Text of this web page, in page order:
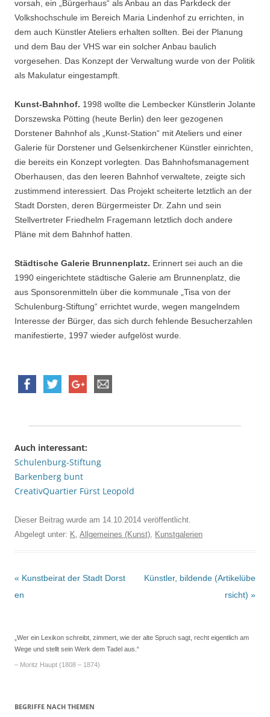
vorsah, ein „Bürgerhaus“ als Anbau an das Parkdeck der
Volkshochschule im Bereich Maria Lindenhof zu errichten, in
dem auch Künstler Ateliers erhalten sollten. Bei der Planung
und dem Bau der VHS war ein solcher Anbau baulich
vorgesehen. Das Konzept der Verwaltung wurde von der Politik
als Makulatur eingestampft.
Kunst-Bahnhof. 1998 wollte die Lembecker Künstlerin Jolante
Dorszewska Pötting (heute Berlin) den leer gezogenen
Dorstener Bahnhof als „Kunst-Station“ mit Ateliers und einer
Galerie für Dorstener und Gelsenkirchener Künstler einrichten,
die bereits ein Konzept vorlegten. Das Bahnhofsmanagement
Oberhausen, das den leeren Bahnhof verwaltete, zeigte sich
zustimmend interessiert. Das Projekt scheiterte letztlich an der
Stadt Dorsten, deren Bürgermeister Dr. Zahn und sein
Stellvertreter Friedhelm Fragemann letztlich doch andere
Pläne mit dem Bahnhof hatten.
Städtische Galerie Brunnenplatz. Erinnert sei auch an die
1990 eingerichtete städtische Galerie am Brunnenplatz, die
aus Sponsorenmitteln über die kommunale „Tisa von der
Schulenburg-Stiftung“ errichtet wurde, wegen mangelndem
Interesse der Bürger, das sich durch fehlende Besucherzahlen
manifestierte, 1997 wieder aufgelöst wurde.
Auch interessant:
Schulenburg-Stiftung
Barkenberg bunt
CreativQuartier Fürst Leopold
Dieser Beitrag wurde am 14.10.2014 veröffentlicht.
Abgelegt unter: K Allgemeines (Kunst) Kunstgalerien
Beitrags-
Navigation
« Kunstbeirat der Stadt Dorst
en
Künstler, bildende (Artikelübe
rsicht) »
„Wer ein Lexikon schreibt, zimmert, wie der alte Spruch sagt, recht eigentlich am
Wege und stellt sein Werk dem Tadel aus.“
– Moritz Haupt (1808 – 1874)
BEGRIFFE NACH THEMEN